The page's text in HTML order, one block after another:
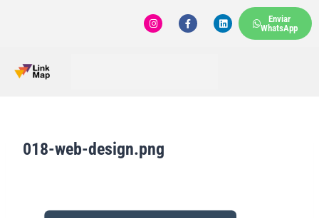
Enviar
WhatsApp
018-web-design.png